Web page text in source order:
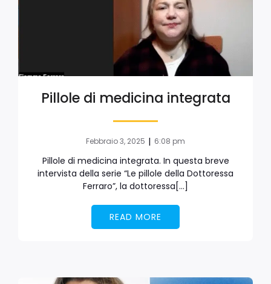
Pillole di medicina integrata
Febbraio 3, 2025 | 6:08 pm
Pillole di medicina integrata. In questa breve
intervista della serie “Le pillole della Dottoressa
Ferraro”, la dottoressa[…]
READ MORE